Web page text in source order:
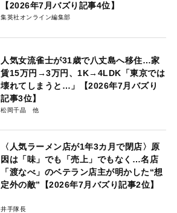
【2026年7月バズり記事4位】
集英社オンライン編集部
人気女流雀士が31歳で八丈島へ移住…家
賃15万円→3万円、1K→4LDK「東京では
壊れてしまうと…」【2026年7月バズり
記事3位】
松岡千晶
〈人気ラーメン店が1年3カ月で閉店〉原
因は「味」でも「売上」でもなく…名店
「渡なべ」のベテラン店主が明かした“想
定外の敵”【2026年7月バズり記事2位】
井手隊長